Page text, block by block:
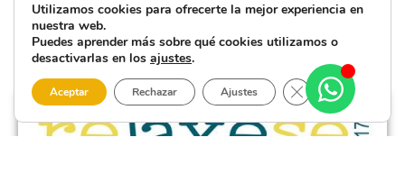
Utilizamos cookies para ofrecerte la mejor experiencia en
nuestra web.
Puedes aprender más sobre qué cookies utilizamos o
desactivarlas en los ajustes.
Aceptar Rechazar Ajustes Cerrar el banner